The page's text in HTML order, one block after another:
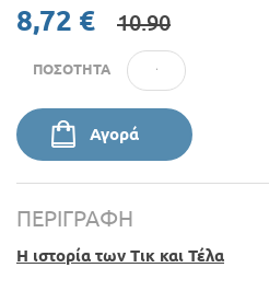
8,72 € 10.90
ΠΟΣΌΤΗΤΑ
Αγορά
ΠΕΡΙΓΡΑΦΉ
Η ιστορία των Τικ και Τέλα